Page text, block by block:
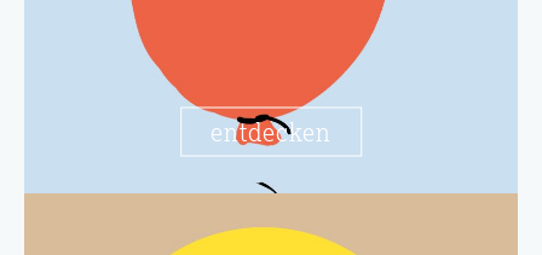
entdecken